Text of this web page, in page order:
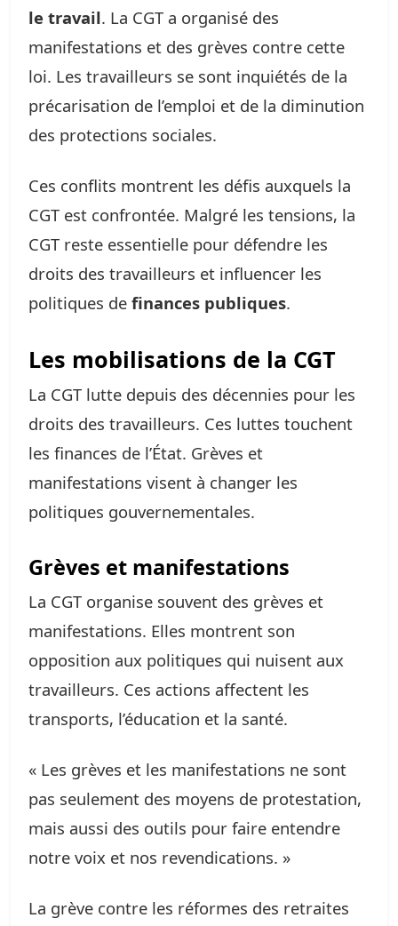
le travail. La CGT a organisé des
manifestations et des grèves contre cette
loi. Les travailleurs se sont inquiétés de la
précarisation de l’emploi et de la diminution
des protections sociales.
Ces conflits montrent les défis auxquels la
CGT est confrontée. Malgré les tensions, la
CGT reste essentielle pour défendre les
droits des travailleurs et influencer les
politiques de finances publiques.
Les mobilisations de la CGT
La CGT lutte depuis des décennies pour les
droits des travailleurs. Ces luttes touchent
les finances de l’État. Grèves et
manifestations visent à changer les
politiques gouvernementales.
Grèves et manifestations
La CGT organise souvent des grèves et
manifestations. Elles montrent son
opposition aux politiques qui nuisent aux
travailleurs. Ces actions affectent les
transports, l’éducation et la santé.
« Les grèves et les manifestations ne sont
pas seulement des moyens de protestation,
mais aussi des outils pour faire entendre
notre voix et nos revendications. »
La grève contre les réformes des retraites